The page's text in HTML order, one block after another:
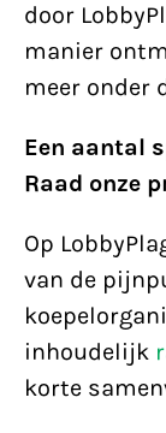
door
manier
meer onder
Een aantal
Raad onze
Op
van de
inhoudelijk
korte